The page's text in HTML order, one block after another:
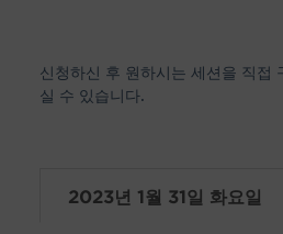
신청하신 후 원하시는 세션을 직접
실 수 있습니다.
2023년 1월 31일 화요일